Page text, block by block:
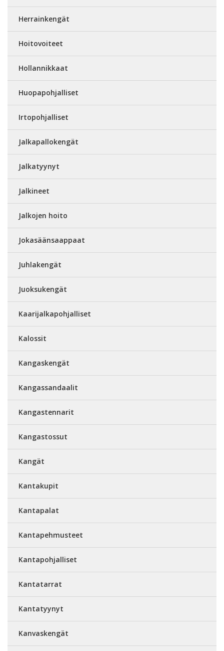
Herrainkengät
Hoitovoiteet
Hollannikkaat
Huopapohjalliset
Irtopohjalliset
Jalkapallokengät
Jalkatyynyt
Jalkineet
Jalkojen hoito
Jokasäänsaappaat
Juhlakengät
Juoksukengät
Kaarijalkapohjalliset
Kalossit
Kangaskengät
Kangassandaalit
Kangastennarit
Kangastossut
Kangät
Kantakupit
Kantapalat
Kantapehmusteet
Kantapohjalliset
Kantatarrat
Kantatyynyt
Kanvaskengät